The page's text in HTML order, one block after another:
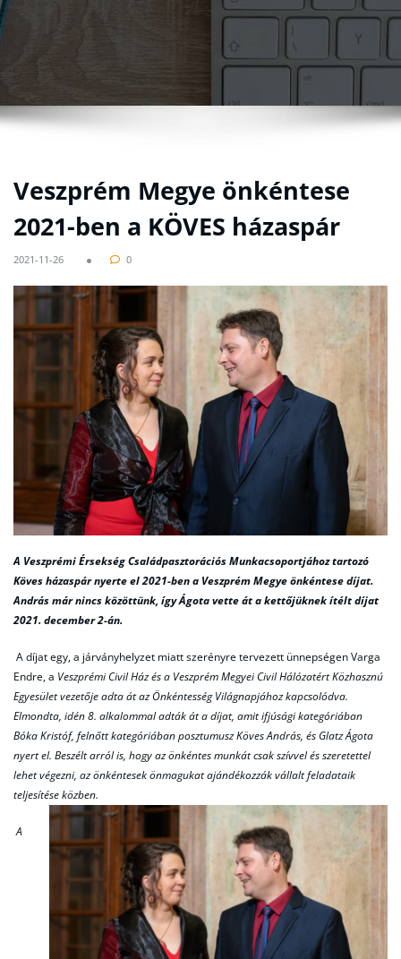
Veszprém Megye önkéntese
2021-ben a KÖVES házaspár
2021-11-26 0
A Veszprémi Érsekség Családpasztorációs Munkacsoportjához tartozó
Köves házaspár nyerte el 2021-ben a Veszprém Megye önkéntese díjat.
András már nincs közöttünk, így Ágota vette át a kettőjüknek ítélt díjat
2021. december 2-án.
A díjat egy, a járványhelyzet miatt szerényre tervezett ünnepségen Varga
Endre, a Veszprémi Civil Ház és a Veszprém Megyei Civil Hálózatért Közhasznú
Egyesület vezetője adta át az Önkéntesség Világnapjához kapcsolódva.
Elmondta, idén 8. alkalommal adták át a díjat, amit ifjúsági kategóriában
Bóka Kristóf, felnőtt kategóriában posztumusz Köves András, és Glatz Ágota
nyert el. Beszélt arról is, hogy az önkéntes munkát csak szívvel és szeretettel
lehet végezni, az önkéntesek önmagukat ajándékozzák vállalt feladataik
teljesítése közben.
A